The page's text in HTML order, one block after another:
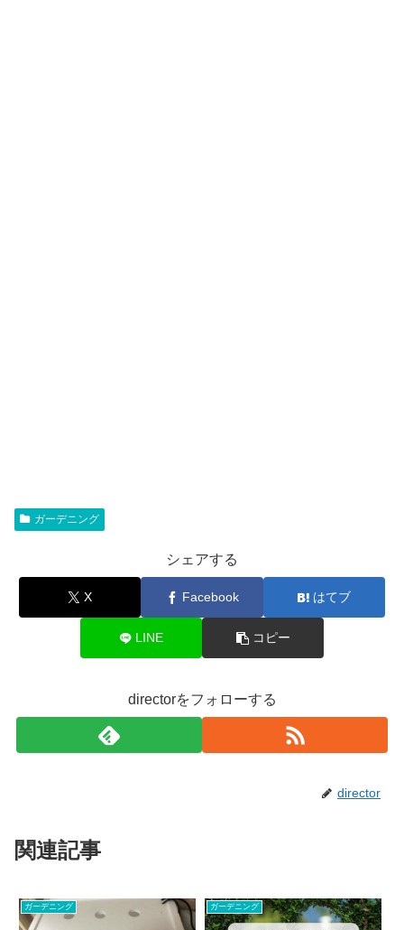
ガーデニング
シェアする
X Facebook はてブ
LINE コピー
directorをフォローする
director
関連記事
ガーデニング ガーデニング